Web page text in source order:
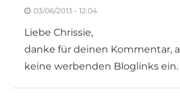
03/06/2013 - 12:04
Liebe Chrissie,
danke für deinen Kommentar,
keine werbenden Bloglinks ein.